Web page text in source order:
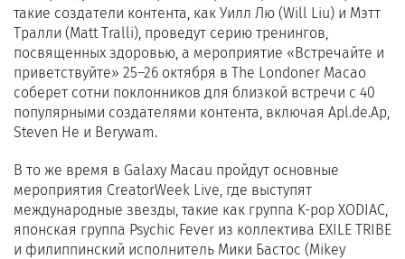
такие создатели контента, как Уилл Лю (Will Liu) и Мэтт
Тралли (Matt Tralli), проведут серию тренингов,
посвященных здоровью, а мероприятие «Встречайте и
приветствуйте» 25–26 октября в The Londoner Macao
соберет сотни поклонников для близкой встречи с 40
популярными создателями контента, включая Apl.de.Ap,
Steven He и Berywam.
В то же время в Galaxy Macau пройдут основные
мероприятия CreatorWeek Live, где выступят
международные звезды, такие как группа K-pop XODIAC,
японская группа Psychic Fever из коллектива EXILE TRIBE
и филиппинский исполнитель Мики Бастос (Mikey